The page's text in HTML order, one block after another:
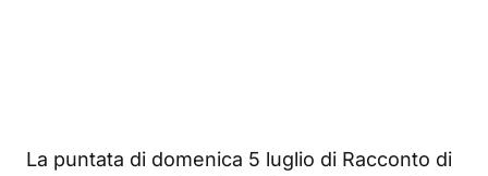
La puntata di domenica 5 luglio di Racconto di